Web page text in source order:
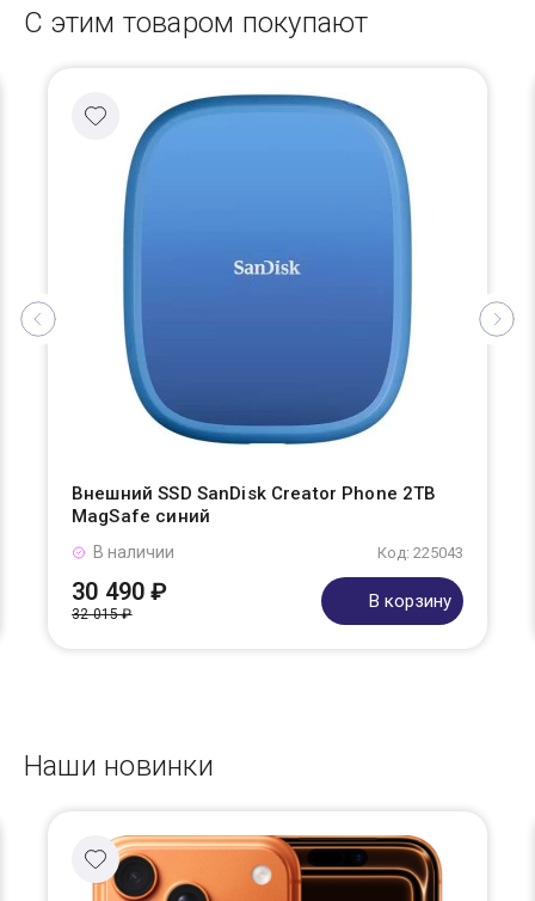
С этим товаром покупают
Внешний SSD SanDisk Creator Phone 2TB
MagSafe синий
Код: 225043
В наличии
30 490 ₽
32 015 ₽
В корзину
Наши новинки